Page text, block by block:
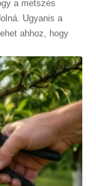
a metszés
Ugyanis a
ahhoz, hogy